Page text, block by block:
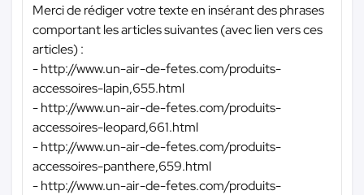
Merci de rédiger votre texte en insérant des phrases
comportant les articles suivantes (avec lien vers ces
articles) :
- http://www.un-air-de-fetes.com/produits-
accessoires-lapin,655.html
- http://www.un-air-de-fetes.com/produits-
accessoires-leopard,661.html
- http://www.un-air-de-fetes.com/produits-
accessoires-panthere,659.html
- http://www.un-air-de-fetes.com/produits-